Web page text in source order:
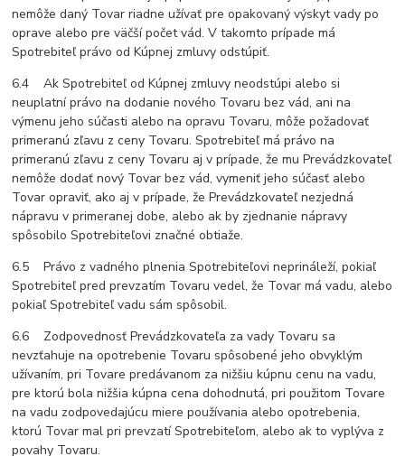
nemôže daný Tovar riadne užívať pre opakovaný výskyt vady po
oprave alebo pre väčší počet vád. V takomto prípade má
Spotrebiteľ právo od Kúpnej zmluvy odstúpiť.
6.4 Ak Spotrebiteľ od Kúpnej zmluvy neodstúpi alebo si
neuplatní právo na dodanie nového Tovaru bez vád, ani na
výmenu jeho súčasti alebo na opravu Tovaru, môže požadovať
primeranú zľavu z ceny Tovaru. Spotrebiteľ má právo na
primeranú zľavu z ceny Tovaru aj v prípade, že mu Prevádzkovateľ
nemôže dodať nový Tovar bez vád, vymeniť jeho súčasť alebo
Tovar opraviť, ako aj v prípade, že Prevádzkovateľ nezjedná
nápravu v primeranej dobe, alebo ak by zjednanie nápravy
spôsobilo Spotrebiteľovi značné obtiaže.
6.5 Právo z vadného plnenia Spotrebiteľovi neprináleží, pokiaľ
Spotrebiteľ pred prevzatím Tovaru vedel, že Tovar má vadu, alebo
pokiaľ Spotrebiteľ vadu sám spôsobil.
6.6 Zodpovednosť Prevádzkovateľa za vady Tovaru sa
nevzťahuje na opotrebenie Tovaru spôsobené jeho obvyklým
užívaním, pri Tovare predávanom za nižšiu kúpnu cenu na vadu,
pre ktorú bola nižšia kúpna cena dohodnutá, pri použitom Tovare
na vadu zodpovedajúcu miere používania alebo opotrebenia,
ktorú Tovar mal pri prevzatí Spotrebiteľom, alebo ak to vyplýva z
povahy Tovaru.